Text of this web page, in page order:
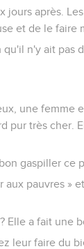
jours après.
et de le faire
n'y ait pas
une femme
pur très cher.
gaspiller ce
aux pauvres »
Elle a fait une
leur faire du